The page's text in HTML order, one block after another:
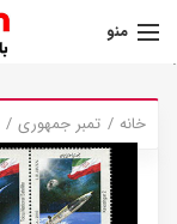
منو
.
خانه تمبر جمهوری